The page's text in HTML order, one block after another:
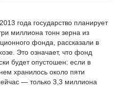
года государство планирует
миллиона тонн зерна из
фонда, рассказали в
Это означает, что фонд
будет опустошен: если в
хранилось около пяти
— только 3,3 миллиона